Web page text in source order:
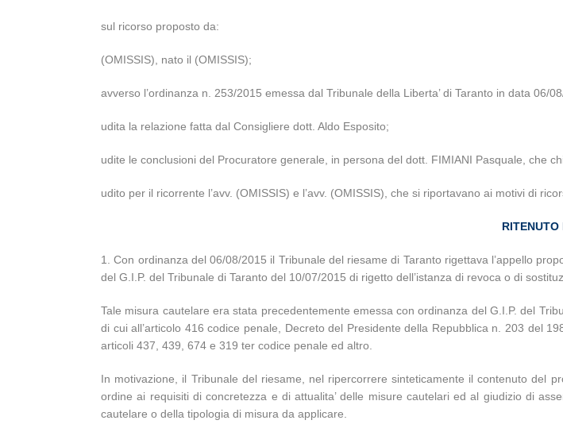
sul ricorso proposto da:
(OMISSIS), nato il (OMISSIS);
avverso l’ordinanza n. 253/2015 emessa dal Tribunale della Liberta’ di Taranto in data 06/
udita la relazione fatta dal Consigliere dott. Aldo Esposito;
udite le conclusioni del Procuratore generale, in persona del dott. FIMIANI Pasquale, che
udito per il ricorrente l’avv. (OMISSIS) e l’avv. (OMISSIS), che si riportavano ai motivi di
RITENUTO
1. Con ordinanza del 06/08/2015 il Tribunale del riesame di Taranto rigettava l’appello
del G.I.P. del Tribunale di Taranto del 10/07/2015 di rigetto dell’istanza di revoca o di
Tale misura cautelare era stata precedentemente emessa con ordinanza del G.I.P. del
di cui all’articolo 416 codice penale, Decreto del Presidente della Repubblica n. 203 del
articoli 437, 439, 674 e 319 ter codice penale ed altro.
In motivazione, il Tribunale del riesame, nel ripercorrere sinteticamente il contenuto del
ordine ai requisiti di concretezza e di attualita’ delle misure cautelari ed al giudizio di
cautelare o della tipologia di misura da applicare.